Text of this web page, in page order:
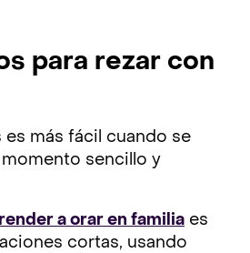
para rezar con
es más fácil cuando se
sencillo y
a orar en familia es
cortas, usando